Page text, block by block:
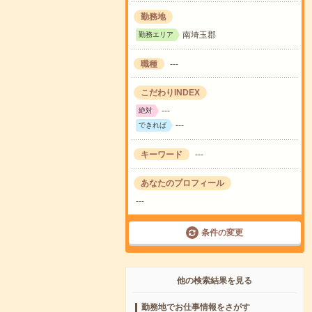
勤務地
勤務エリア 南埼玉郡
職種 ---
こだわりINDEX
絶対 ---
できれば ---
キーワード ---
あなたのプロフィール
---
条件の変更
他の検索結果を見る
勤務地でお仕事情報をさがす